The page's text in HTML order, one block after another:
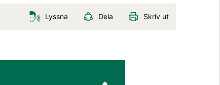
Lyssna Dela Skriv ut